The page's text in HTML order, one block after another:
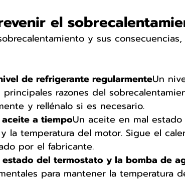
el
y sus
de refrigerante regularmenteUn
razones del
y rellénalo si es necesario.
a tiempoUn aceite en mal
la temperatura del motor. Sigue el
por el fabricante.
del termostato y la bomba de
para mantener la temperatura